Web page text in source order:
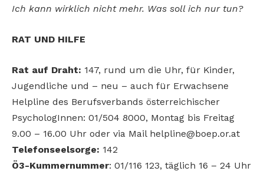
Ich kann wirklich nicht mehr. Was soll ich nur tun?
RAT UND HILFE
Rat auf Draht: 147, rund um die Uhr, für Kinder,
Jugendliche und – neu – auch für Erwachsene
Helpline des Berufsverbands österreichischer
PsychologInnen: 01/504 8000, Montag bis Freitag
9.00 – 16.00 Uhr oder via Mail helpline@boep.or.at
Telefonseelsorge: 142
Ö3-Kummernummer: 01/116 123, täglich 16 – 24 Uhr